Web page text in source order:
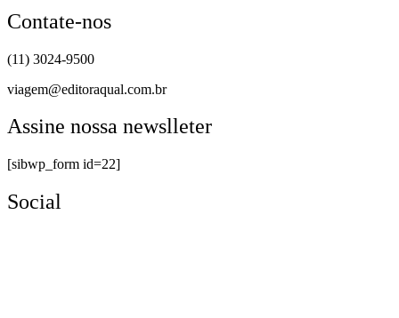
Contate-nos
(11) 3024-9500
viagem@editoraqual.com.br
Assine nossa newslleter
[sibwp_form id=22]
Social